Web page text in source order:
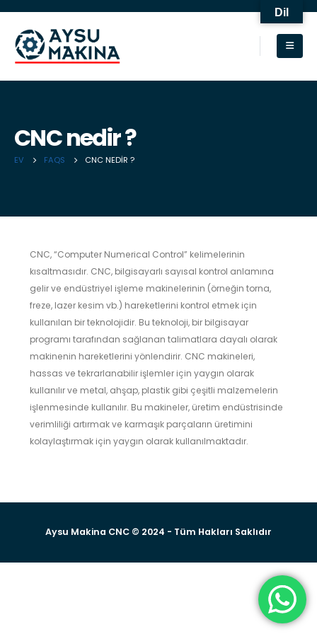
CNC nedir ?
EV FAQS CNC NEDIR ?
CNC, “Computer Numerical Control” kelimelerinin
kısaltmasıdır. CNC, bilgisayarlı sayısal kontrol anlamına
gelir ve endüstriyel işleme makinelerinin (örneğin torna,
freze, lazer kesim vb.) hareketlerini kontrol etmek için
kullanılan bir teknolojidir. Bu teknoloji, bir bilgisayar
programı tarafından sağlanan talimatlara dayalı olarak
makinenin hareketlerini yönlendirir. CNC makineleri,
hassas ve tekrarlanabilir işlemler için yaygın olarak
kullanılır ve metal, ahşap, plastik gibi çeşitli malzemelerin
işlenmesinde kullanılır. Bu makineler, üretim endüstrisinde
verimliliği artırmak ve karmaşık parçaların üretimini
kolaylaştırmak için yaygın olarak kullanılmaktadır.
Aysu Makina CNC © 2024 - Tüm Hakları Saklıdır
Dil